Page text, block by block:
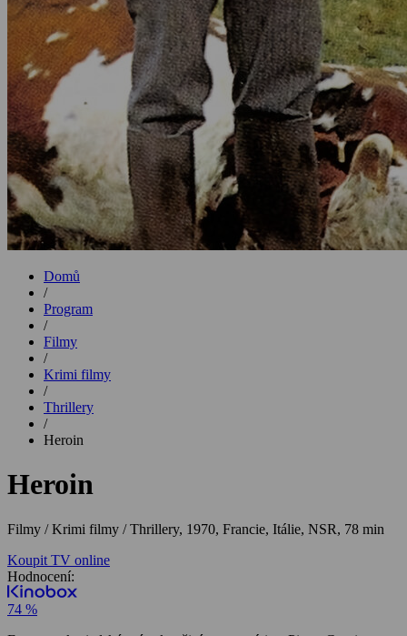
Domů
/
Program
/
Filmy
/
Krimi filmy
/
Thrillery
/
Heroin
Heroin
Filmy / Krimi filmy / Thrillery, 1970, Francie, Itálie, NSR, 78 min
Koupit TV online
Hodnocení:
74 %